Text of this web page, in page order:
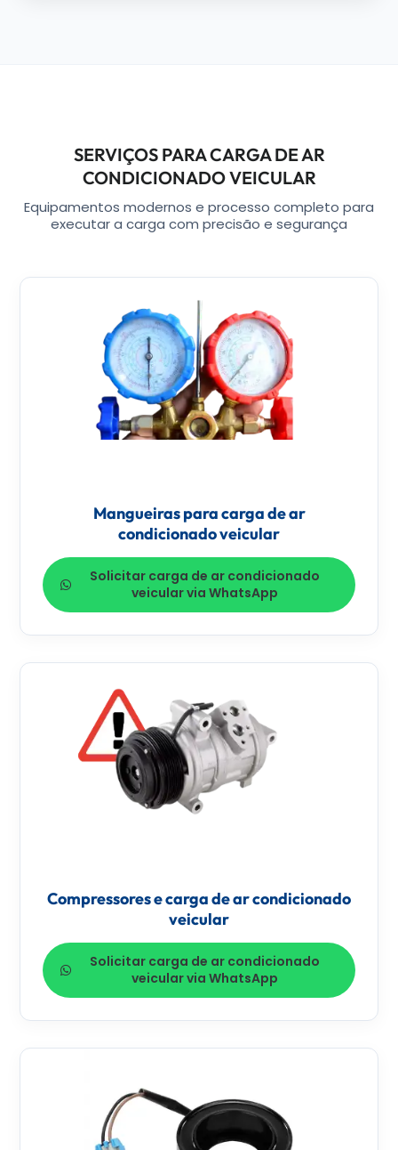
SERVIÇOS PARA CARGA DE AR
CONDICIONADO VEICULAR
Equipamentos modernos e processo completo para
executar a carga com precisão e segurança
Mangueiras para carga de ar
condicionado veicular
Solicitar carga de ar condicionado
veicular via WhatsApp
Compressores e carga de ar condicionado
veicular
Solicitar carga de ar condicionado
veicular via WhatsApp